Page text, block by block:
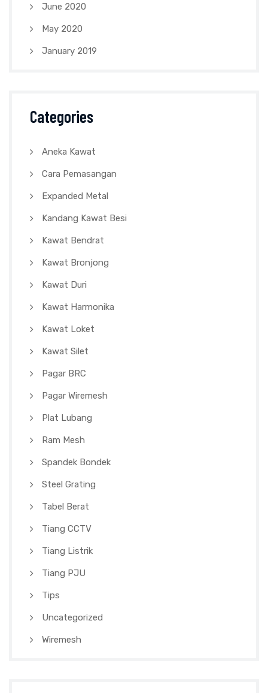
June 2020
May 2020
January 2019
Categories
Aneka Kawat
Cara Pemasangan
Expanded Metal
Kandang Kawat Besi
Kawat Bendrat
Kawat Bronjong
Kawat Duri
Kawat Harmonika
Kawat Loket
Kawat Silet
Pagar BRC
Pagar Wiremesh
Plat Lubang
Ram Mesh
Spandek Bondek
Steel Grating
Tabel Berat
Tiang CCTV
Tiang Listrik
Tiang PJU
Tips
Uncategorized
Wiremesh